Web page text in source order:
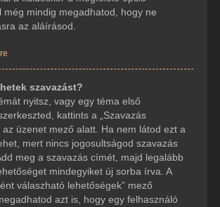
még mindig megadhatod, hogy ne
az aláírásod.
szavazást?
nyitsz, vagy egy téma első
kattints a „Szavazás
az üzenet mező alatt. Ha nem látod ezt a
mert nincs jogosultságod szavazás
meg a szavazás címét, majd legalább
mindegyiket új sorba írva. A
válaszható lehetőségek” mező
azt is, hogy egy felhasználó